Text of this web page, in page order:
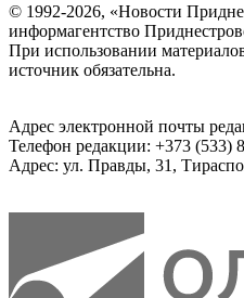
© 1992-2026, «Новости
информагентство
При использовании
источник обязательна.
Адрес электронной почты
Телефон редакции: +373 (533)
Адрес: ул. Правды, 31,